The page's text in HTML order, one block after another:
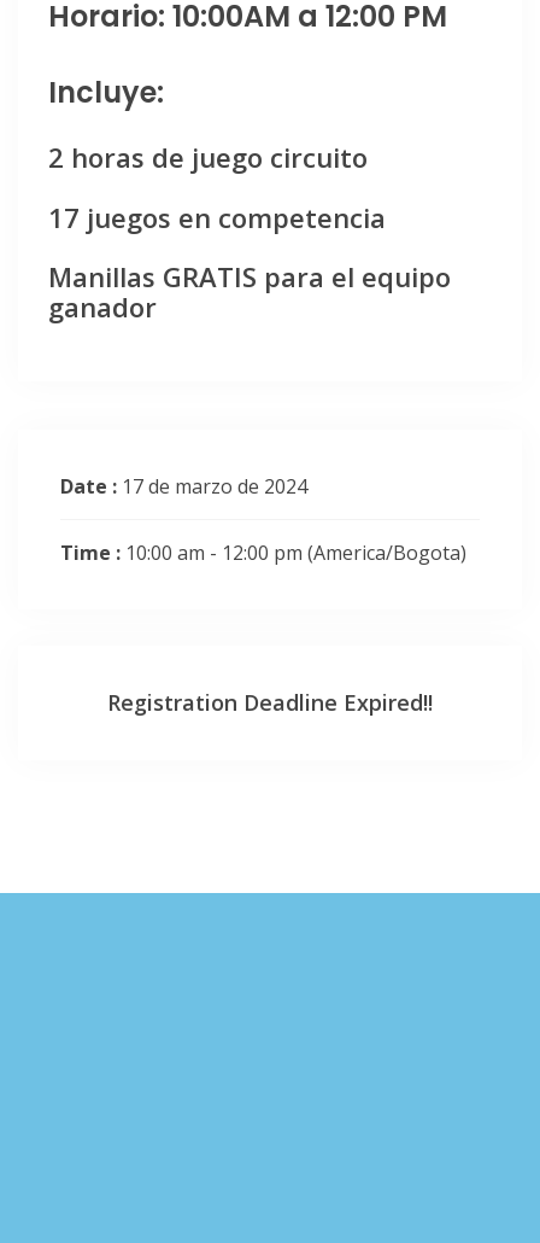
Horario: 10:00AM a 12:00 PM
Incluye:
2 horas de juego circuito
17 juegos en competencia
Manillas GRATIS para el equipo
ganador
Date : 17 de marzo de 2024
Time : 10:00 am - 12:00 pm (America/Bogota)
Registration Deadline Expired!!